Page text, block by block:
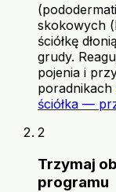
skokowych
ściółkę
grudy.
pojenia i
poradnikach
ściółka —
2
Trzymaj
programu